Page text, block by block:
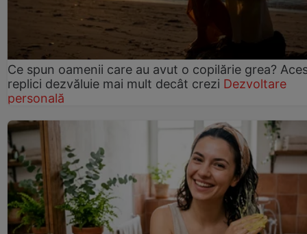
Ce spun oamenii care au avut o copilărie grea?
replici dezvăluie mai mult decât crezi Dezvoltare
personală